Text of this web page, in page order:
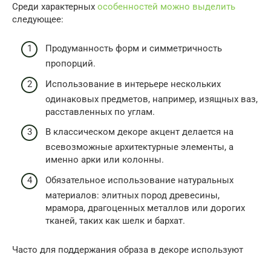
Среди характерных особенностей можно выделить
следующее:
Продуманность форм и симметричность
пропорций.
Использование в интерьере нескольких
одинаковых предметов, например, изящных ваз,
расставленных по углам.
В классическом декоре акцент делается на
всевозможные архитектурные элементы, а
именно арки или колонны.
Обязательное использование натуральных
материалов: элитных пород древесины,
мрамора, драгоценных металлов или дорогих
тканей, таких как шелк и бархат.
Часто для поддержания образа в декоре используют